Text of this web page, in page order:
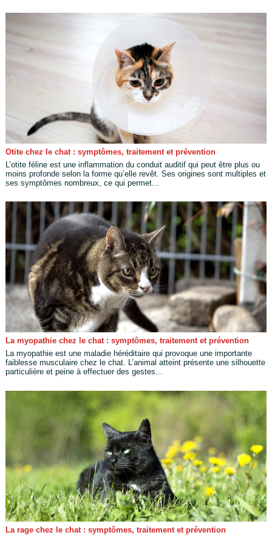
Otite chez le chat : symptômes, traitement et prévention
L’otite féline est une inflammation du conduit auditif qui peut être plus ou
moins profonde selon la forme qu’elle revêt. Ses origines sont multiples et
ses symptômes nombreux, ce qui permet...
La myopathie chez le chat : symptômes, traitement et prévention
La myopathie est une maladie héréditaire qui provoque une importante
faiblesse musculaire chez le chat. L’animal atteint présente une silhouette
particulière et peine à effectuer des gestes...
La rage chez le chat : symptômes, traitement et prévention